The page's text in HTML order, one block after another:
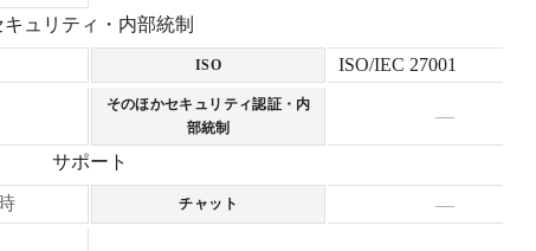
キュリティ・内部統制
ISO ISO/IEC 27001
そのほかセキュリティ認証・内
部統制
—
サポート
チャット —